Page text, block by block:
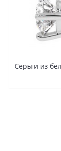
Серьги из